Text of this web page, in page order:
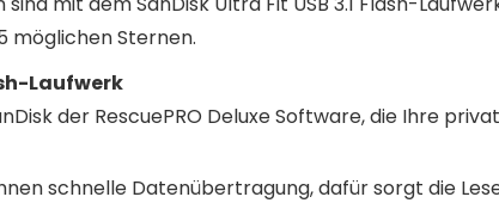
möglichen Sternen.
Laufwerk
der RescuePRO Deluxe Software, die Ihre
schnelle Datenübertragung, dafür sorgt die